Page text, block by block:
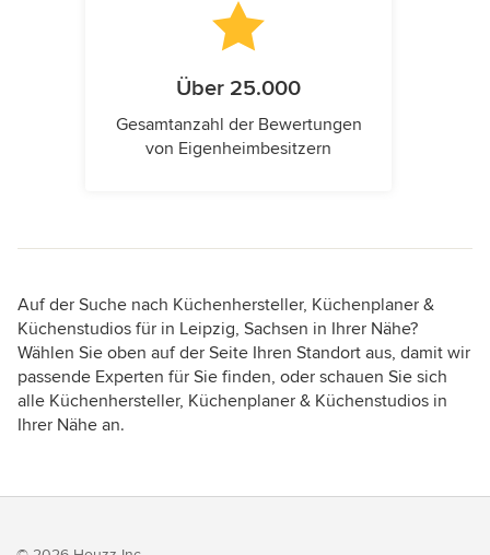
Über 25.000
Gesamtanzahl der Bewertungen
von Eigenheimbesitzern
Auf der Suche nach Küchenhersteller, Küchenplaner &
Küchenstudios für in Leipzig, Sachsen in Ihrer Nähe?
Wählen Sie oben auf der Seite Ihren Standort aus, damit wir
passende Experten für Sie finden, oder schauen Sie sich
alle Küchenhersteller, Küchenplaner & Küchenstudios in
Ihrer Nähe an.